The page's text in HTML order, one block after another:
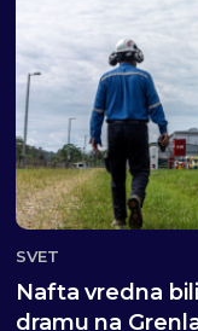
SVET
Nafta vredna
dramu na